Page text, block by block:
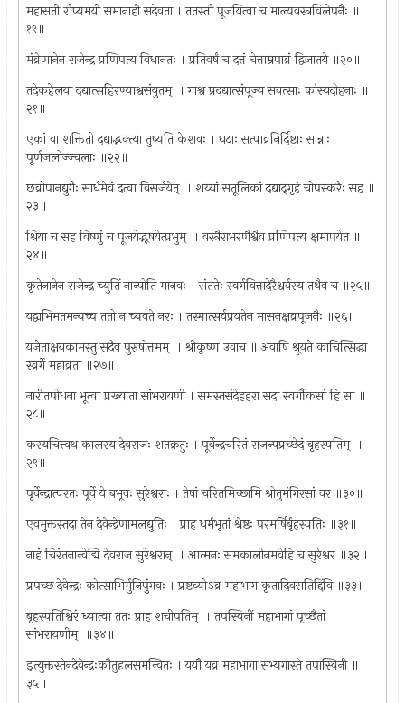
महासती रौप्यमयी समानाही सदेवता । ततस्तौ पूजयित्वा च माल्यवस्त्रविलेपनैः ॥
१९॥
मंव्रेणानेन राजेन्द्र प्रणिपत्य विधानतः । प्रतिवर्षं च दत्तं चेत्ताम्रपाव्रं द्विजातये ॥२०॥
तदेकहेलया दद्यात्सहिरण्याश्वसंयुतम् ‍ । गाश्व प्रदद्यात्संपूज्य सवत्साः कांस्यदोहनाः ॥
२१॥
एकां वा शक्तितो दद्याद्भक्त्या तुष्यति केशवः । घटाः सत्पाव्रनिर्दिष्टाः सान्नाः
पूर्णजलोज्ज्चलाः ॥२२॥
छव्रोपानद्युगैः सार्धमेवं दत्वा विसर्जयेत् ‍ । शय्यां सतूलिकां दद्याद्‍गृहं चोपस्करैः सह ॥
२३॥
श्रिया च सह विष्णुं च पूजयेद्भूषयेत्प्रभुम् ‍ । वस्त्रैराभरणैश्वैव प्रणिपत्य क्षमापयेत ॥
२४॥
कृतेनानेन राजेन्द्र च्युतिं नान्पोति मानवः । संततेः स्वर्गवित्तादेरैश्वर्यस्य तथैव च ॥२५॥
यद्वाभिमतमन्यच्च ततो न च्यवते नरः । तस्मात्सर्वप्रयतेन मासनक्षव्रपूजनैः ॥२६॥
यजेताक्षयकामस्तु सदैव पुरुषोत्तमम् ‍ । श्रीकृष्ण उवाच ॥ अवाषि श्रूयते काचित्सिद्धा
स्व्रर्गे महाव्रता ॥२७॥
नारीतपोधना भूत्वा प्रख्याता सांभरायणी । समस्तसंदेहहरा सदा स्वर्गौकसां हि सा ॥
२८॥
कस्यचित्त्वथ कालस्य देवराजः शतक्रतुः । पूर्वेन्द्रचरितं राजन्पप्रच्छेदं बृहस्पतिम् ‍ ॥
२९॥
पृर्वेन्द्रात्परतः पूर्वे ये बभूवः सुरेश्वराः । तेषां चरितमिच्छामि श्रोतुमंगिरसां वर ॥३०॥
एवमुक्तस्तदा तेन देवेन्द्रेणामलद्युतिः । प्राह धर्मभृतां श्रेष्ठः परमर्षिर्बृहस्पतिः ॥३१॥
नाहं चिरंतनान्वेद्मि देवराज सुरेश्वरान् ‍ । आत्मनः समकालीनमवेहि च सुरेश्वर ॥३२॥
प्रपच्छ देवेन्द्रः कोत्साभिर्मुनिपुंगवः । प्रष्टव्योऽव्र महाभाग कृतादिवसतिद्दिंवि ॥३३॥
बृहस्पतिश्विरं ध्यात्वा ततः प्राह शचीपतिम् ‍ । तपस्विनीं महाभागां पृच्छैतां
सांभरायणीम् ‍ ॥३४॥
इत्युक्तस्तेनदेवेन्द्रःकौतुहलसमन्वितः । ययौ यव्र महाभागा सभ्यगास्ते तपास्विनी ॥
३५॥